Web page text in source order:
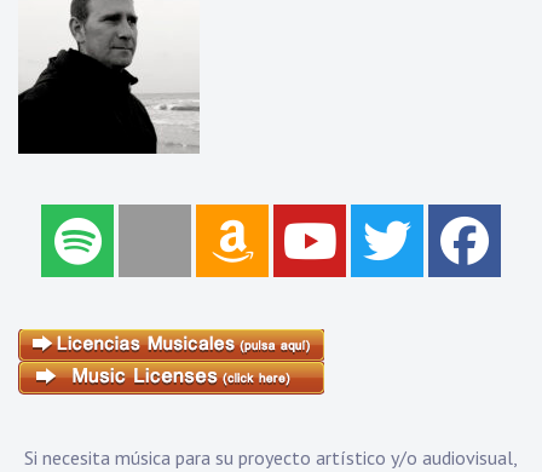
Si necesita música para su proyecto artístico y/o audiovisual,